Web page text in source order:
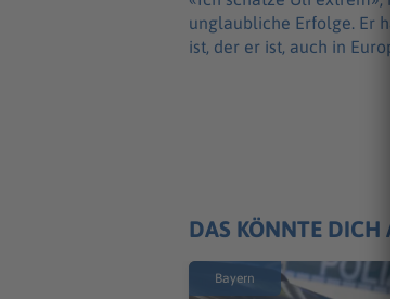
unglaubliche Erfolge. Er
ist, der er ist, auch in
DAS KÖNNTE DICH
Bayern